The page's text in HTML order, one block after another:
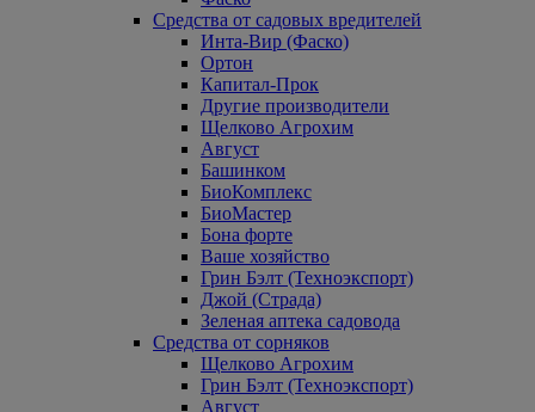
Средства от садовых вредителей
Инта-Вир (Фаско)
Ортон
Капитал-Прок
Другие производители
Щелково Агрохим
Август
Башинком
БиоКомплекс
БиоМастер
Бона форте
Ваше хозяйство
Грин Бэлт (Техноэкспорт)
Джой (Страда)
Зеленая аптека садовода
Средства от сорняков
Щелково Агрохим
Грин Бэлт (Техноэкспорт)
Август